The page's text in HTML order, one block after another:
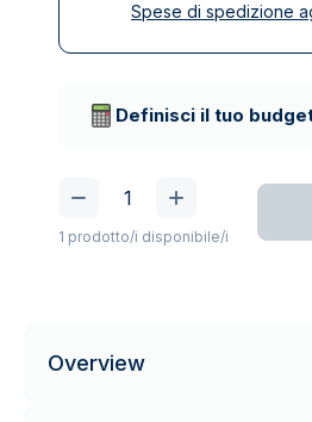
Tutte le tasse
Spese di spedizione
Definisci il tuo
1 prodotto/i disponibile/i
Overview